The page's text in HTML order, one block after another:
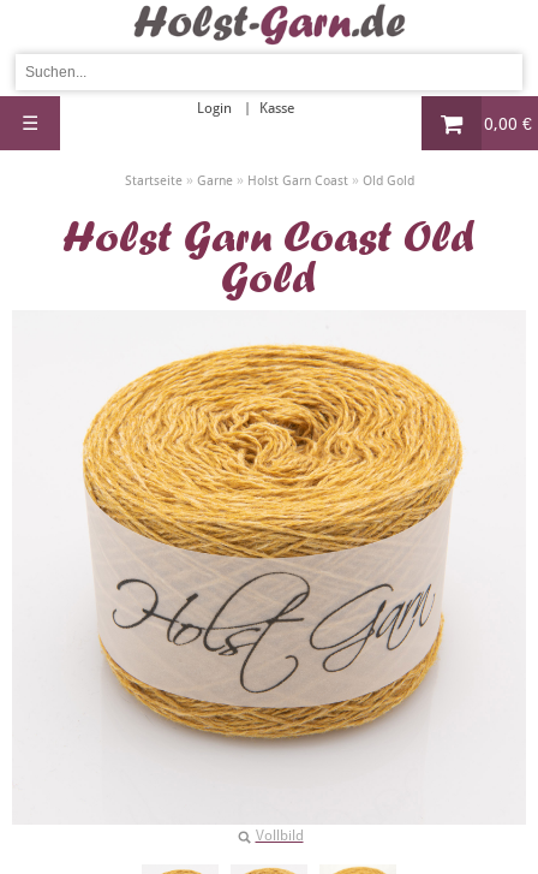
0,00 €
Login Kasse
☰
Startseite» Garne» Holst Garn Coast» Old Gold
Holst Garn Coast Old
Gold
Vollbild